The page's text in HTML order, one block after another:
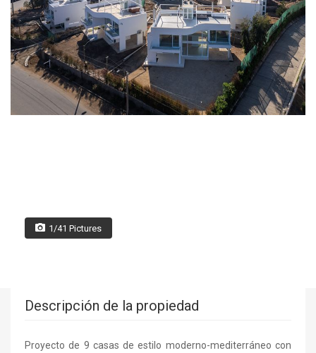
1/41 Pictures
Descripción de la propiedad
Proyecto de 9 casas de estilo moderno-mediterráneo con